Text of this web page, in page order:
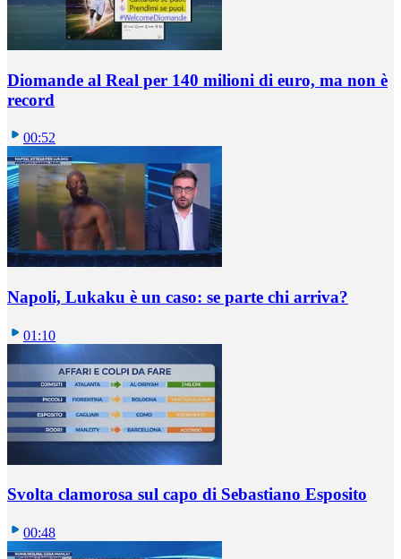
Diomande al Real per 140 milioni di euro, ma non è
record
00:52
Napoli, Lukaku è un caso: se parte chi arriva?
01:10
Svolta clamorosa sul capo di Sebastiano Esposito
00:48